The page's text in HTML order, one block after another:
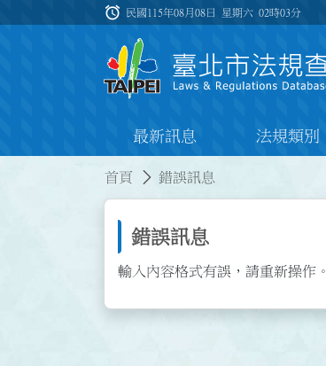
:::
alarm 民國115年08月08日 星期六02時03分
最新訊息 法規類別
首頁 錯誤訊息
錯誤訊息
輸入內容格式有誤，請重新操作。